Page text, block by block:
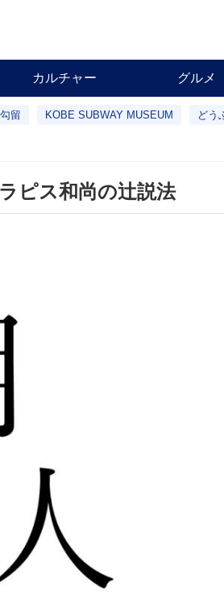
カルチャー グルメ
留 KOBE SUBWAY MUSEUM どう
ピス和尚の辻説法